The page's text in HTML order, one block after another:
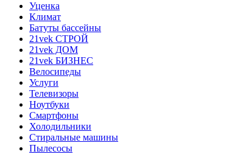
Уценка
Климат
Батуты бассейны
21vek СТРОЙ
21vek ДОМ
21vek БИЗНЕС
Велосипеды
Услуги
Телевизоры
Ноутбуки
Смартфоны
Холодильники
Стиральные машины
Пылесосы